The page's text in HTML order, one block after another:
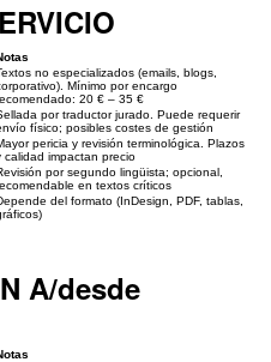
no especializados (emails, blogs,
Mínimo por encargo
20 € – 35 €
por traductor jurado. Puede requerir
físico; posibles costes de gestión
pericia y revisión terminológica. Plazos
calidad impactan precio
por segundo lingüista; opcional,
en textos críticos
del formato (InDesign, PDF, tablas,
A/desde